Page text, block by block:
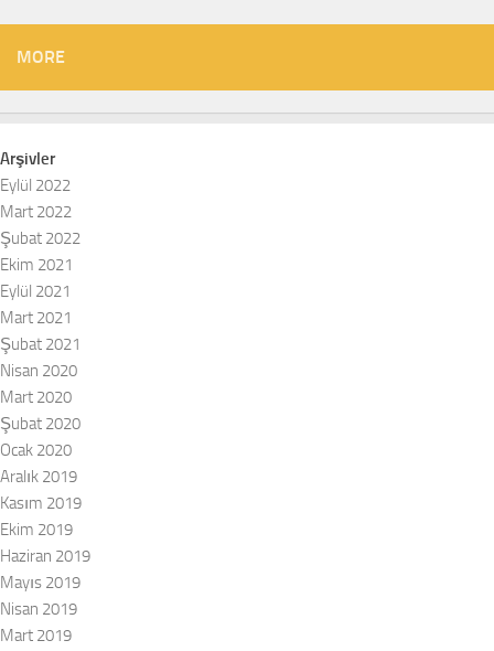
MORE
Arşivler
Eylül 2022
Mart 2022
Şubat 2022
Ekim 2021
Eylül 2021
Mart 2021
Şubat 2021
Nisan 2020
Mart 2020
Şubat 2020
Ocak 2020
Aralık 2019
Kasım 2019
Ekim 2019
Haziran 2019
Mayıs 2019
Nisan 2019
Mart 2019